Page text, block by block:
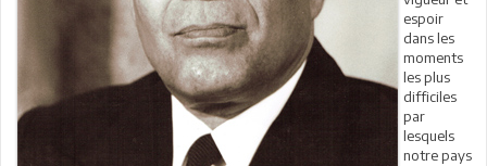
espoir
dans les
moments
les plus
difficiles
par
lesquels
notre pays